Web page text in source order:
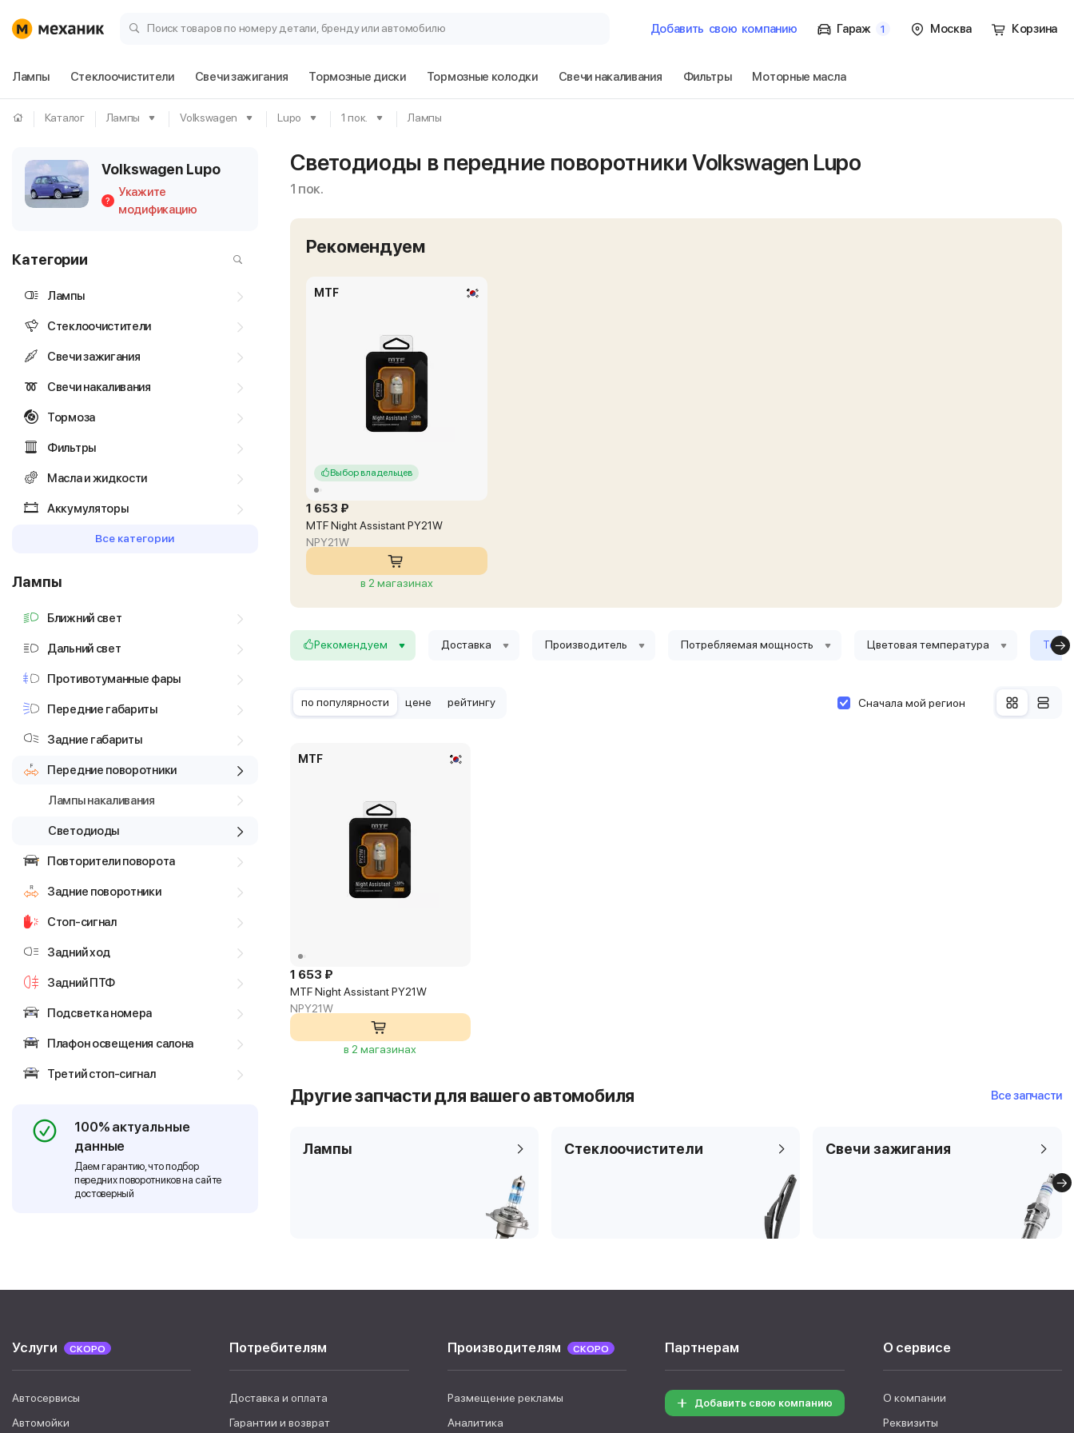
Поиск товаров по номеру детали, бренду или автомобилю Добавить свою компанию Гараж 1
Гараж
Москва Корзина
Лампы Стеклоочистители Свечи зажигания Тормозные диски Тормозные колодки Свечи накаливания Фильтры Моторные масла
Каталог Лампы Volkswagen Lupo 1 пок. Лампы
Volkswagen Lupo
?
Укажите
модификацию
Категории
Лампы
Стеклоочистители
Свечи зажигания
Свечи накаливания
Тормоза
Фильтры
Масла и жидкости
Аккумуляторы
Все категории
Лампы
Ближний свет
Дальний свет
Противотуманные фары
Передние габариты
Задние габариты
Передние поворотники
Лампы накаливания
Светодиоды
Повторители поворота
Задние поворотники
Стоп-сигнал
Задний ход
Задний ПТФ
Подсветка номера
Плафон освещения салона
Третий стоп-сигнал
100% актуальные
данные
Даем гарантию, что подбор
передних поворотников на сайте
достоверный
Светодиоды в передние поворотники Volkswagen Lupo
1 пок.
Рекомендуем
MTF
Выбор владельцев
1 653 ₽
MTF Night Assistant PY21W
NPY21W
в 2 магазинах
Рекомендуем Доставка Производитель Потребляемая мощность Цветовая температура
по популярности цене рейтингу Сначала мой регион
MTF
1 653 ₽
MTF Night Assistant PY21W
NPY21W
в 2 магазинах
Другие запчасти для вашего автомобиля Все запчасти
Лампы Стеклоочистители Свечи зажигания
Услуги СКОРО
Автосервисы
Автомойки
Потребителям
Доставка и оплата
Гарантии и возврат
Производителям СКОРО
Размещение рекламы
Аналитика
Партнерам
Добавить свою компанию
О сервисе
О компании
Реквизиты